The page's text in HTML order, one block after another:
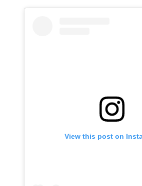
View this post on